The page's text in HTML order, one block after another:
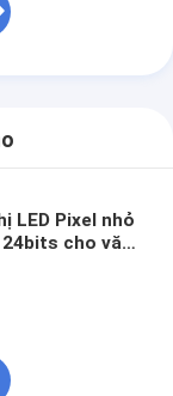
LED Pixel nhỏ
cho văn